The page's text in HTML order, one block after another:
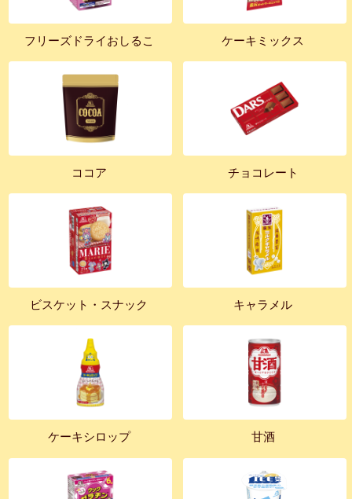
フリーズドライおしるこ ケーキミックス
ココア チョコレート
ビスケット・スナック キャラメル
ケーキシロップ 甘酒